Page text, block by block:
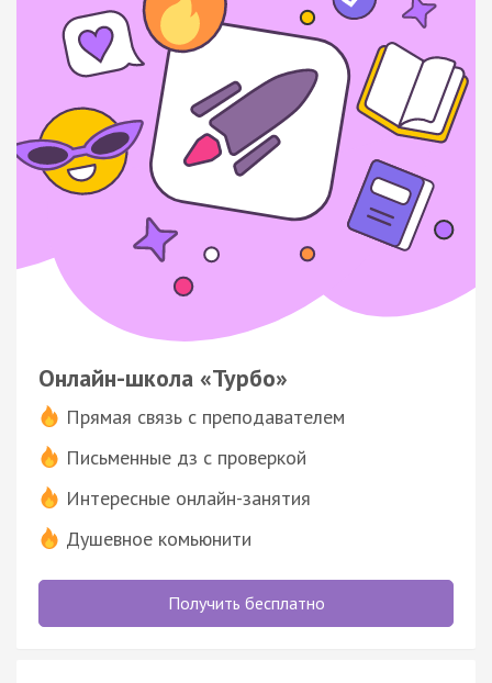
Онлайн-школа «Турбо»
Прямая связь с преподавателем
Письменные дз с проверкой
Интересные онлайн-занятия
Душевное комьюнити
Получить бесплатно